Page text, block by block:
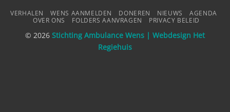
VERHALEN WENS AANMELDEN DONEREN NIEUWS
AGENDA
OVER ONS
FOLDERS AANVRAGEN PRIVACY BELEID
© 2026 Stichting Ambulance Wens | Webdesign Het
Regiehuis